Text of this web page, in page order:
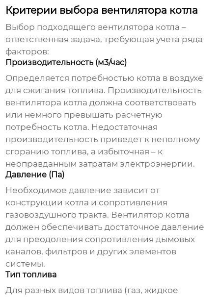
Критерии выбора вентилятора котла
Выбор подходящего вентилятора котла –
ответственная задача, требующая учета ряда
факторов:
Производительность (м3/час)
Определяется потребностью котла в воздухе
для сжигания топлива. Производительность
вентилятора котла должна соответствовать
или немного превышать расчетную
потребность котла. Недостаточная
производительность приведет к неполному
сгоранию топлива, а избыточная – к
неоправданным затратам электроэнергии.
Давление (Па)
Необходимое давление зависит от
конструкции котла и сопротивления
газовоздушного тракта. Вентилятор котла
должен обеспечивать достаточное давление
для преодоления сопротивления дымовых
каналов, фильтров и других элементов
системы.
Тип топлива
Для разных видов топлива (газ, жидкое